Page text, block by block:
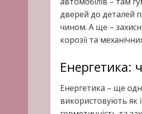
дверей до деталей
чином. А ще –
корозії та
Енергетика:
Енергетика – ще
використовують як